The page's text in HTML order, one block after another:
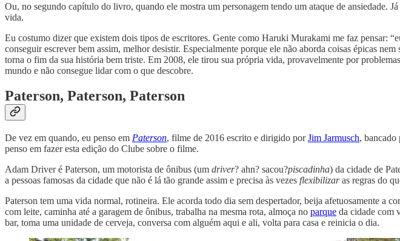
Ou, no segundo capítulo do livro, quando ele mostra um personagem tendo um ataque de ansiedade.
vida.
Eu costumo dizer que existem dois tipos de escritores. Gente como Haruki Murakami me faz pensar:
conseguir escrever bem assim, melhor desistir. Especialmente porque ele não aborda coisas épicas
torna o fim da sua história bem triste. Em 2008, ele tirou sua própria vida, provavelmente por
mundo e não consegue lidar com o que descobre.
Paterson, Paterson, Paterson
De vez em quando, eu penso em Paterson, filme de 2016 escrito e dirigido porJim Jarmusch, bancado
penso em fazer esta edição do Clube sobre o filme.
Adam Driver é Paterson, um motorista de ônibus (um driver? ahn? sacou?piscadinha) da cidade de
a pessoas famosas da cidade que não é lá tão grande assim e precisa às vezes flexibilizaras regras do
Paterson tem uma vida normal, rotineira. Ele acorda todo dia sem despertador, beija afetuosamente a
com leite, caminha até a garagem de ônibus, trabalha na mesma rota, almoça no parque da cidade com
bar, toma uma unidade de cerveja, conversa com alguém aqui e ali, volta para casa e reinicia o dia.